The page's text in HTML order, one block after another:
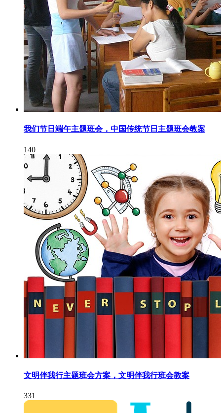
我们节日端午主题班会，中国传统节日主题班会教案
140
文明伴我行主题班会方案，文明伴我行班会教案
331